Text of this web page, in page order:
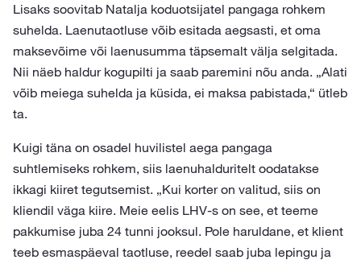
Lisaks soovitab Natalja koduotsijatel pangaga rohkem
suhelda. Laenutaotluse võib esitada aegsasti, et oma
maksevõime või laenusumma täpsemalt välja selgitada.
Nii näeb haldur kogupilti ja saab paremini nõu anda. „Alati
võib meiega suhelda ja küsida, ei maksa pabistada,“ ütleb
ta.
Kuigi täna on osadel huvilistel aega pangaga
suhtlemiseks rohkem, siis laenuhalduritelt oodatakse
ikkagi kiiret tegutsemist. „Kui korter on valitud, siis on
kliendil väga kiire. Meie eelis LHV-s on see, et teeme
pakkumise juba 24 tunni jooksul. Pole haruldane, et klient
teeb esmaspäeval taotluse, reedel saab juba lepingu ja